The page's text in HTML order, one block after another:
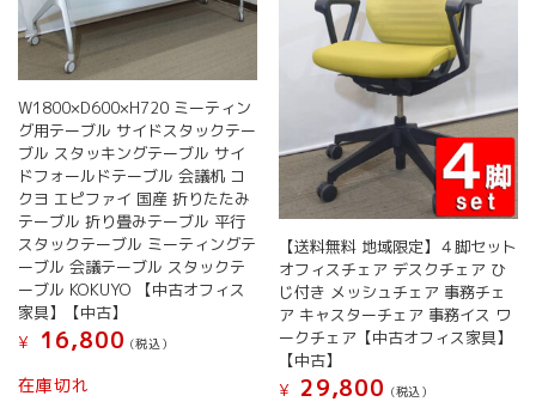
W1800×D600×H720 ミーティン
グ用テーブル サイドスタックテー
ブル スタッキングテーブル サイ
ドフォールドテーブル 会議机 コ
クヨ エピファイ 国産 折りたたみ
テーブル 折り畳みテーブル 平行
スタックテーブル ミーティングテ
ーブル 会議テーブル スタックテ
ーブル KOKUYO 【中古オフィス
家具】【中古】
¥
16,800 (税込）
在庫切れ
【送料無料 地域限定】４脚セット
オフィスチェア デスクチェア ひ
じ付き メッシュチェア 事務チェ
ア キャスターチェア 事務イス ワ
ークチェア【中古オフィス家具】
【中古】
¥ 29,800 (税込）